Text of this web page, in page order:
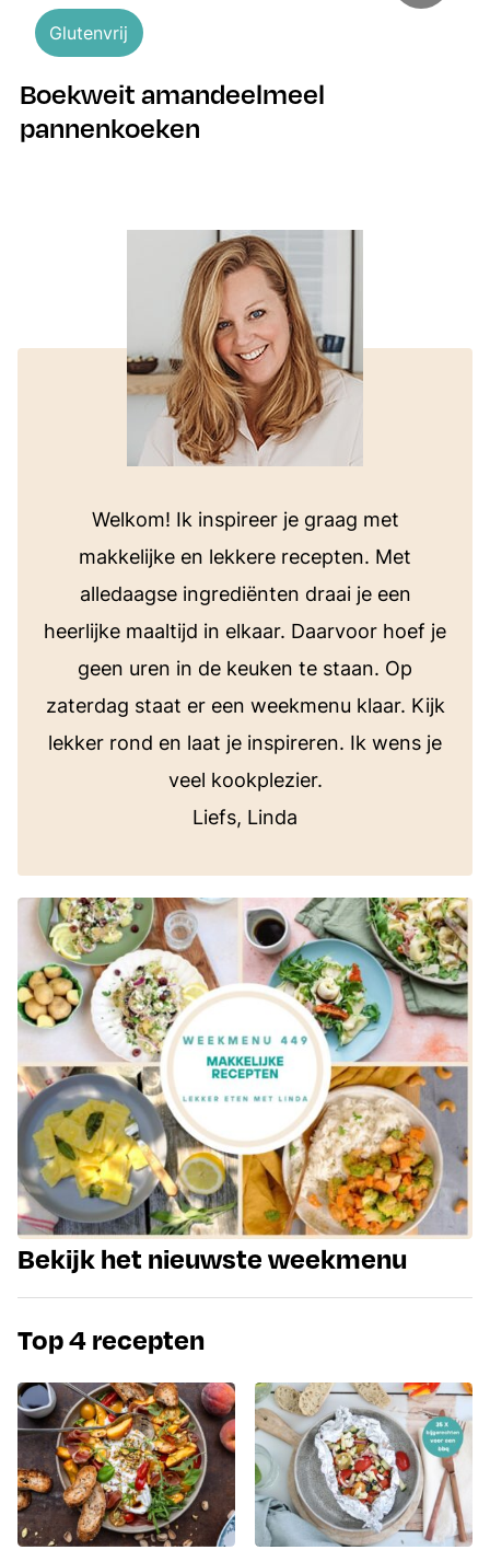
Glutenvrij
Boekweit amandeelmeel
pannenkoeken
Welkom! Ik inspireer je graag met
makkelijke en lekkere recepten. Met
alledaagse ingrediënten draai je een
heerlijke maaltijd in elkaar. Daarvoor hoef je
geen uren in de keuken te staan. Op
zaterdag staat er een weekmenu klaar. Kijk
lekker rond en laat je inspireren. Ik wens je
veel kookplezier.
Liefs, Linda
Bekijk het nieuwste weekmenu
Top 4 recepten